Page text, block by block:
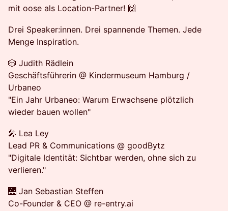
mit oose als Location-Partner! 🙌
Drei Speaker:innen. Drei spannende Themen. Jede
Menge Inspiration.
🎲 Judith Rädlein
Geschäftsführerin @ Kindermuseum Hamburg /
Urbaneo
"Ein Jahr Urbaneo: Warum Erwachsene plötzlich
wieder bauen wollen"
🎤 Lea Ley
Lead PR & Communications @ goodBytz
"Digitale Identität: Sichtbar werden, ohne sich zu
verlieren."
🌉 Jan Sebastian Steffen
Co-Founder & CEO @ re-entry.ai